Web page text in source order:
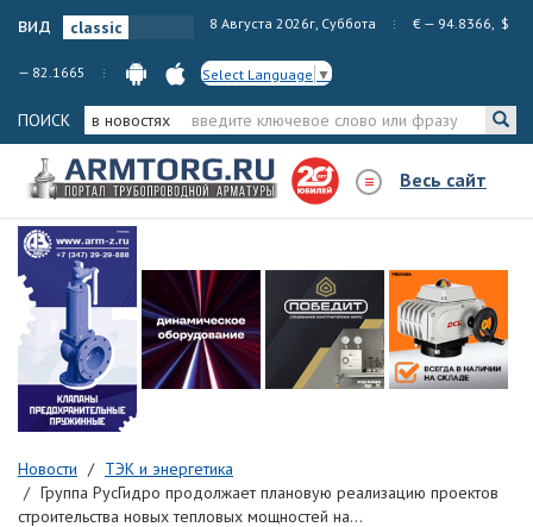
вид 8 Августа 2026г, Суббота € — 94.8366, $
— 82.1665 Select Language ▼
ПОИСК в новостях
Весь сайт
Новости
ТЭК и энергетика
Группа РусГидро продолжает плановую реализацию проектов
строительства новых тепловых мощностей на...